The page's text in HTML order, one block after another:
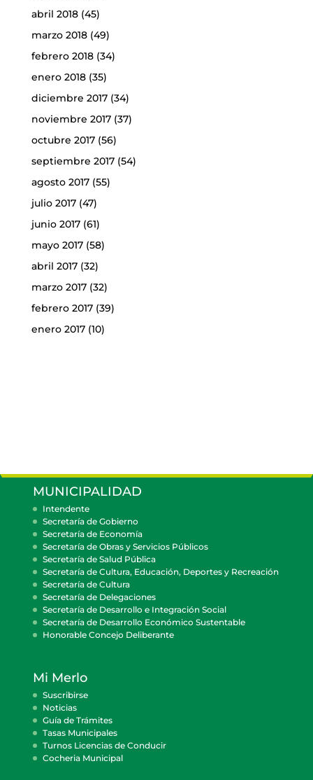
abril 2018(45)
marzo 2018(49)
febrero 2018(34)
enero 2018(35)
diciembre 2017(34)
noviembre 2017(37)
octubre 2017(56)
septiembre 2017(54)
agosto 2017(55)
julio 2017(47)
junio 2017(61)
mayo 2017(58)
abril 2017(32)
marzo 2017(32)
febrero 2017(39)
enero 2017(10)
MUNICIPALIDAD
Intendente
Secretaría de Gobierno
Secretaría de Economía
Secretaría de Obras y Servicios Públicos
Secretaría de Salud Pública
Secretaría de Cultura, Educación, Deportes y Recreación
Secretaría de Cultura
Secretaría de Delegaciones
Secretaría de Desarrollo e Integración Social
Secretaría de Desarrollo Económico Sustentable
Honorable Concejo Deliberante
Mi Merlo
Suscribirse
Noticias
Guía de Trámites
Tasas Municipales
Turnos Licencias de Conducir
Cocheria Municipal